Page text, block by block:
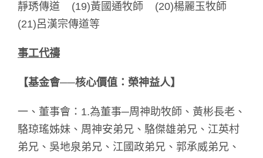
靜琇傳道 (19)黃國通牧師 (20)楊麗玉牧師
(21)呂漢宗傳道等
事工代禱
【基金會──核心價值：榮神益人】
一、董事會：1.為董事─周神助牧師、黃彬長老、
駱琼瑤姊妹、周神安弟兄、駱傑雄弟兄、江英村
弟兄、吳地泉弟兄、江國政弟兄、郭承威弟兄、